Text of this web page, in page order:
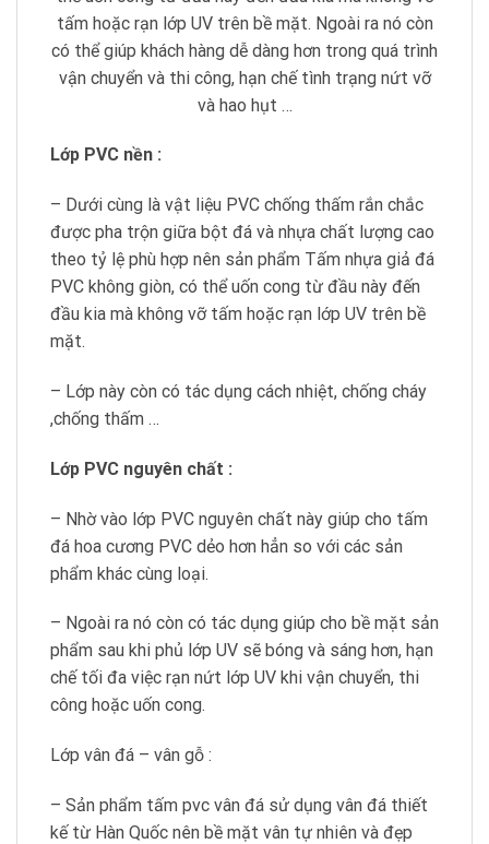
tấm hoặc rạn lớp UV trên bề mặt. Ngoài ra nó còn
có thể giúp khách hàng dễ dàng hơn trong quá trình
vận chuyển và thi công, hạn chế tình trạng nứt vỡ
và hao hụt …
Lớp PVC nền :
– Dưới cùng là vật liệu PVC chống thấm rắn chắc
được pha trộn giữa bột đá và nhựa chất lượng cao
theo tỷ lệ phù hợp nên sản phẩm Tấm nhựa giả đá
PVC không giòn, có thể uốn cong từ đầu này đến
đầu kia mà không vỡ tấm hoặc rạn lớp UV trên bề
mặt.
– Lớp này còn có tác dụng cách nhiệt, chống cháy
,chống thấm …
Lớp PVC nguyên chất :
– Nhờ vào lớp PVC nguyên chất này giúp cho tấm
đá hoa cương PVC dẻo hơn hẳn so với các sản
phẩm khác cùng loại.
– Ngoài ra nó còn có tác dụng giúp cho bề mặt sản
phẩm sau khi phủ lớp UV sẽ bóng và sáng hơn, hạn
chế tối đa việc rạn nứt lớp UV khi vận chuyển, thi
công hoặc uốn cong.
Lớp vân đá – vân gỗ :
– Sản phẩm tấm pvc vân đá sử dụng vân đá thiết
kế từ Hàn Quốc nên bề mặt vân tự nhiên và đẹp